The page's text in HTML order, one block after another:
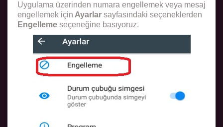
Uygulama üzerinden numara engellemek veya mesaj
engellemek için Ayarlar sayfasındaki seçeneklerden
Engelleme seçeneğine basıyoruz.